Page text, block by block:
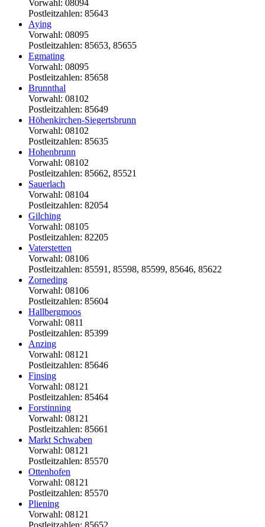
Vorwahl: 08094
Postleitzahlen: 85643
Aying
Vorwahl: 08095
Postleitzahlen: 85653, 85655
Egmating
Vorwahl: 08095
Postleitzahlen: 85658
Brunnthal
Vorwahl: 08102
Postleitzahlen: 85649
Höhenkirchen-Siegertsbrunn
Vorwahl: 08102
Postleitzahlen: 85635
Hohenbrunn
Vorwahl: 08102
Postleitzahlen: 85662, 85521
Sauerlach
Vorwahl: 08104
Postleitzahlen: 82054
Gilching
Vorwahl: 08105
Postleitzahlen: 82205
Vaterstetten
Vorwahl: 08106
Postleitzahlen: 85591, 85598, 85599, 85646, 85622
Zorneding
Vorwahl: 08106
Postleitzahlen: 85604
Hallbergmoos
Vorwahl: 0811
Postleitzahlen: 85399
Anzing
Vorwahl: 08121
Postleitzahlen: 85646
Finsing
Vorwahl: 08121
Postleitzahlen: 85464
Forstinning
Vorwahl: 08121
Postleitzahlen: 85661
Markt Schwaben
Vorwahl: 08121
Postleitzahlen: 85570
Ottenhofen
Vorwahl: 08121
Postleitzahlen: 85570
Pliening
Vorwahl: 08121
Postleitzahlen: 85652